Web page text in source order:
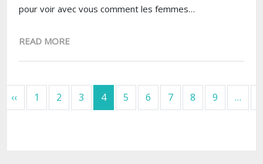
pour voir avec vous comment les femmes…
READ MORE
Pagination
page
‹‹Page précédente
1 2 3 4 5 6 7 8 9 …